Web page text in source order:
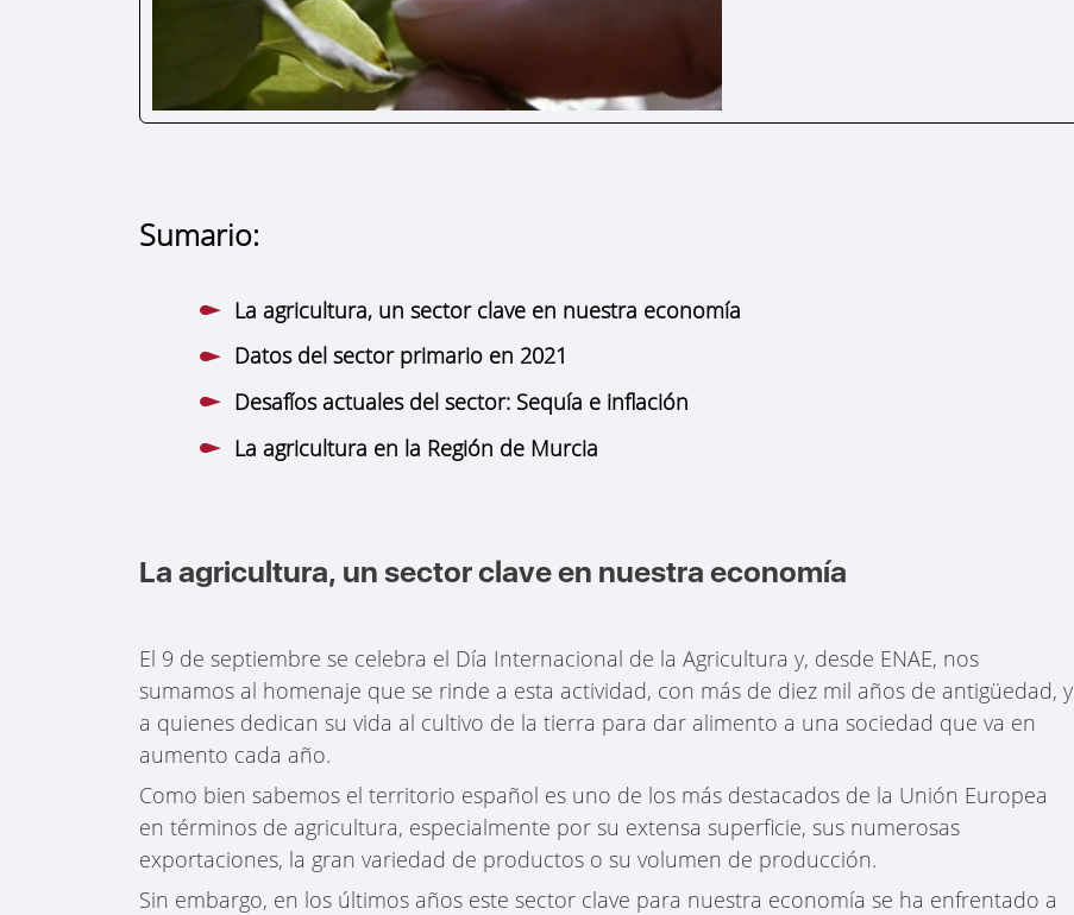
Sumario:
La agricultura, un sector clave en nuestra economía
Datos del sector primario en 2021
Desafíos actuales del sector: Sequía e inflación
La agricultura en la Región de Murcia
La agricultura, un sector clave en nuestra economía
El 9 de septiembre se celebra el Día Internacional de la Agricultura y, desde ENAE, nos
sumamos al homenaje que se rinde a esta actividad, con más de diez mil años de antigüedad, y
a quienes dedican su vida al cultivo de la tierra para dar alimento a una sociedad que va en
aumento cada año.
Como bien sabemos el territorio español es uno de los más destacados de la Unión Europea
en términos de agricultura, especialmente por su extensa superficie, sus numerosas
exportaciones, la gran variedad de productos o su volumen de producción.
Sin embargo, en los últimos años este sector clave para nuestra economía se ha enfrentado a